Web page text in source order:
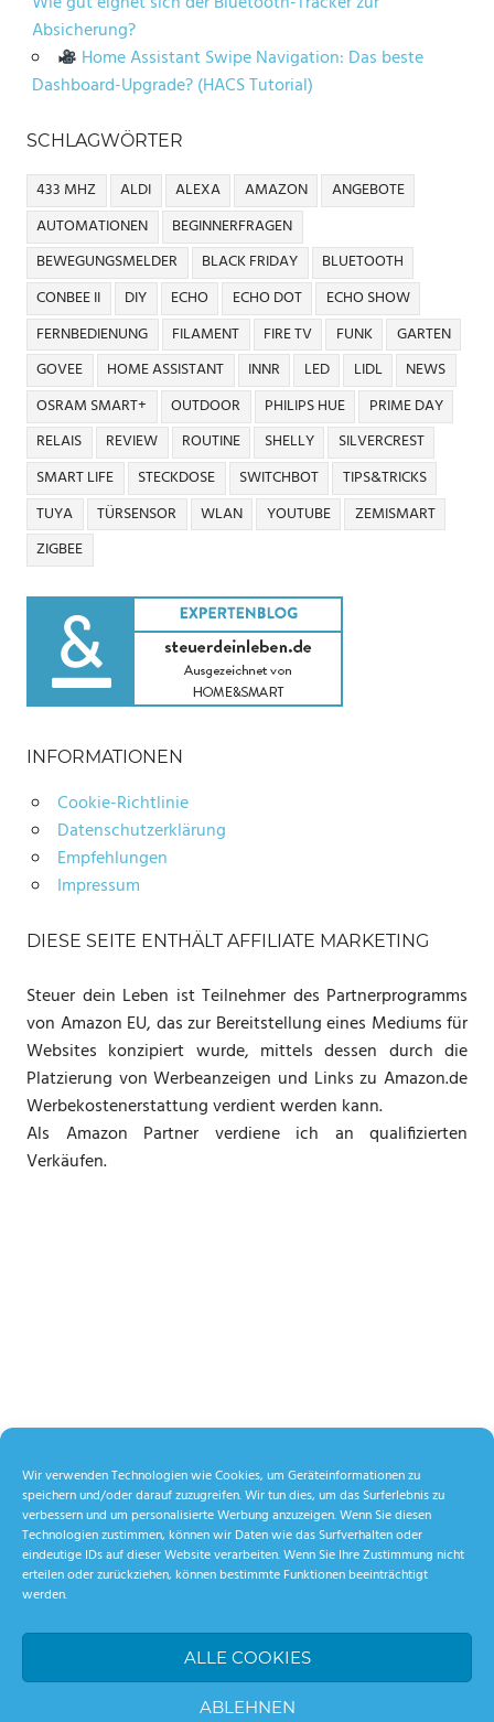
Wir verwenden Technologien wie Cookies, um Geräteinformationen zu
speichern und/oder darauf zuzugreifen. Wir tun dies, um das Surferlebnis zu
verbessern und um personalisierte Werbung anzuzeigen. Wenn Sie diesen
Technologien zustimmen, können wir Daten wie das Surfverhalten oder
eindeutige IDs auf dieser Website verarbeiten. Wenn Sie Ihre Zustimmung nicht
erteilen oder zurückziehen, können bestimmte Funktionen beeinträchtigt
werden.
ALLE COOKIES
ABLEHNEN
Absicherung?
Home Assistant Swipe Navigation: Das beste
Dashboard-Upgrade? (HACS Tutorial)
SCHLAGWÖRTER
433 MHZ ALDI ALEXA AMAZON
ANGEBOTE
AUTOMATIONEN
BEGINNERFRAGEN
BEWEGUNGSMELDER
BLACK FRIDAY
BLUETOOTH
CONBEE II
DIY ECHO ECHO DOT
ECHO SHOW
FERNBEDIENUNG
FILAMENT FIRE TV FUNK
GARTEN
GOVEE
HOME ASSISTANT INNR LED LIDL
NEWS
OSRAM SMART+
OUTDOOR PHILIPS HUE
PRIME DAY
RELAIS
REVIEW ROUTINE SHELLY
SILVERCREST
SMART LIFE
STECKDOSE SWITCHBOT
TIPS&TRICKS
TUYA
TÜRSENSOR WLAN YOUTUBE
ZEMISMART
ZIGBEE
INFORMATIONEN
Cookie-Richtlinie
Datenschutzerklärung
Empfehlungen
Impressum
DIESE SEITE ENTHÄLT AFFILIATE MARKETING
Steuer dein Leben ist Teilnehmer des Partnerprogramms
von Amazon EU, das zur Bereitstellung eines Mediums für
Websites konzipiert wurde, mittels dessen durch die
Platzierung von Werbeanzeigen und Links zu Amazon.de
Werbekostenerstattung verdient werden kann.
Als Amazon Partner verdiene ich an qualifizierten
Verkäufen.